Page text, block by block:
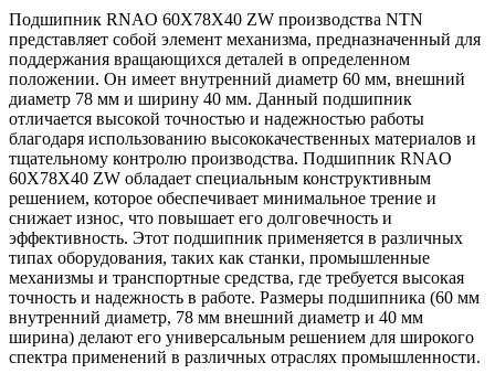
Подшипник RNAO 60X78X40 ZW производства NTN
представляет собой элемент механизма, предназначенный для
поддержания вращающихся деталей в определенном
положении. Он имеет внутренний диаметр 60 мм, внешний
диаметр 78 мм и ширину 40 мм. Данный подшипник
отличается высокой точностью и надежностью работы
благодаря использованию высококачественных материалов и
тщательному контролю производства. Подшипник RNAO
60X78X40 ZW обладает специальным конструктивным
решением, которое обеспечивает минимальное трение и
снижает износ, что повышает его долговечность и
эффективность. Этот подшипник применяется в различных
типах оборудования, таких как станки, промышленные
механизмы и транспортные средства, где требуется высокая
точность и надежность в работе. Размеры подшипника (60 мм
внутренний диаметр, 78 мм внешний диаметр и 40 мм
ширина) делают его универсальным решением для широкого
спектра применений в различных отраслях промышленности.